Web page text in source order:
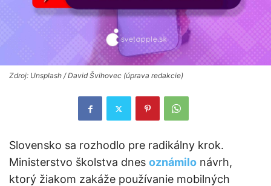
Zdroj: Unsplash / David Švihovec (úprava redakcie)
Slovensko sa rozhodlo pre radikálny krok.
Ministerstvo školstva dnes oznámilo návrh,
ktorý žiakom zakáže používanie mobilných